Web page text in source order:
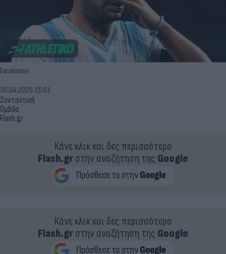
Eurokinissi
Συντακτική
Ομάδα
Flash.gr
30.04.2025 15:01
Κάνε κλικ και δες περισσότερο
Flash.grστην αναζήτηση της Google
Κάνε κλικ και δες περισσότερο
Flash.grστην αναζήτηση της Google